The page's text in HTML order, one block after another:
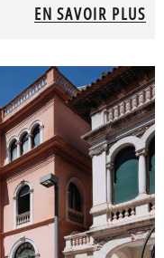
EN SAVOIR PLUS